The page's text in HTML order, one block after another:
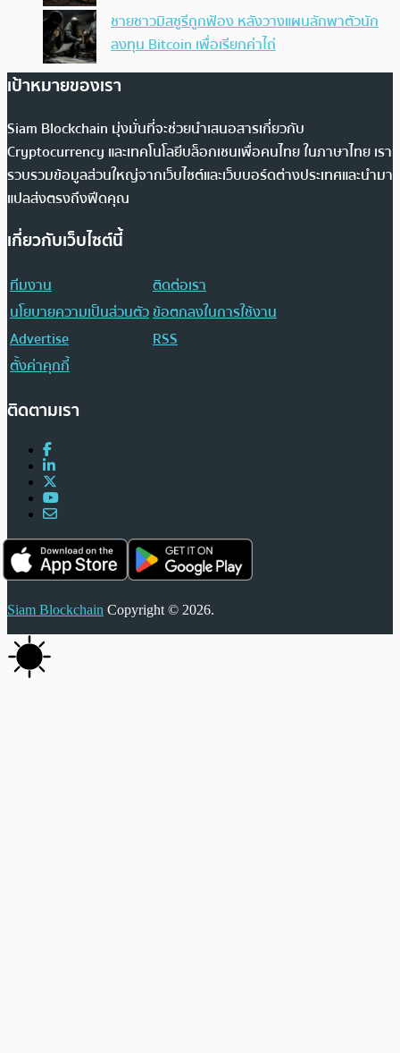
ชายชาวมิสซูรีถูกฟ้อง หลังวางแผนลักพาตัวนัก
ลงทุน Bitcoin เพื่อเรียกค่าไถ่
เป้าหมายของเรา
Siam Blockchain มุ่งมั่นที่จะช่วยนำเสนอสารเกี่ยวกับ
Cryptocurrency และเทคโนโลยีบล็อกเชนเพื่อคนไทย ในภาษาไทย เรา
รวบรวมข้อมูลส่วนใหญ่จากเว็บไซต์และเว็บบอร์ดต่างประเทศและนำมา
แปลส่งตรงถึงฟีดคุณ
เกี่ยวกับเว็บไซต์นี้
ทีมงาน
ติดต่อเรา
นโยบายความเป็นส่วนตัวข้อตกลงในการใช้งาน
Advertise
RSS
ตั้งค่าคุกกี้
ติดตามเรา
Siam Blockchain Copyright © 2026.